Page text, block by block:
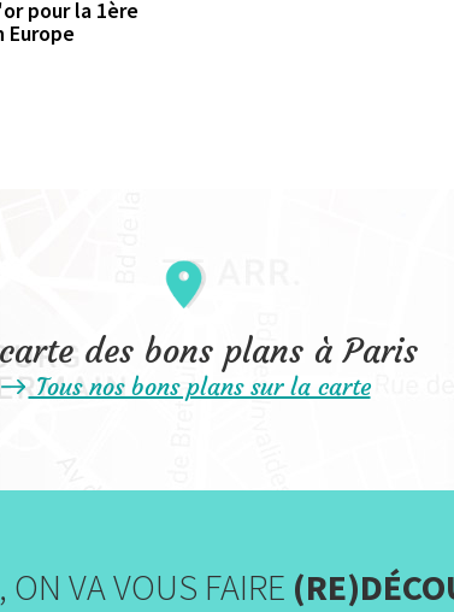
pour la 1ère
Europe
des bons plans à Paris
Tous nos bons plans sur la carte
VA VOUS FAIRE